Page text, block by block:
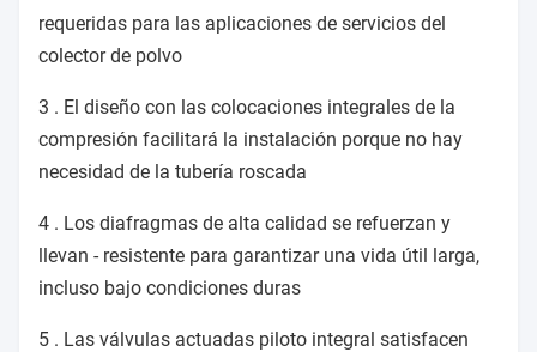
requeridas para las aplicaciones de servicios del
colector de polvo
3 . El diseño con las colocaciones integrales de la
compresión facilitará la instalación porque no hay
necesidad de la tubería roscada
4 . Los diafragmas de alta calidad se refuerzan y
llevan - resistente para garantizar una vida útil larga,
incluso bajo condiciones duras
5 . Las válvulas actuadas piloto integral satisfacen